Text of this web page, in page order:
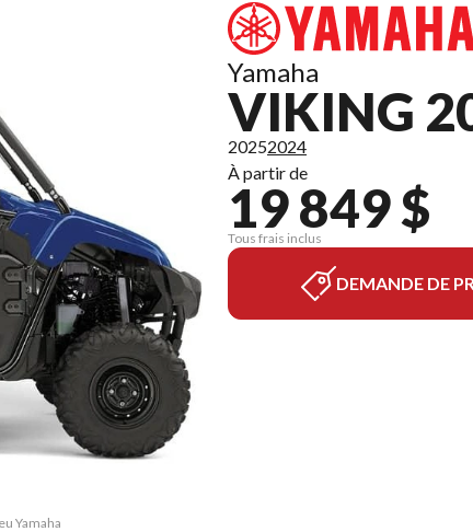
Yamaha
Yamaha
VIKING
20252024
À partir de
19 849 $
Tous frais inclus
DEMANDE DE